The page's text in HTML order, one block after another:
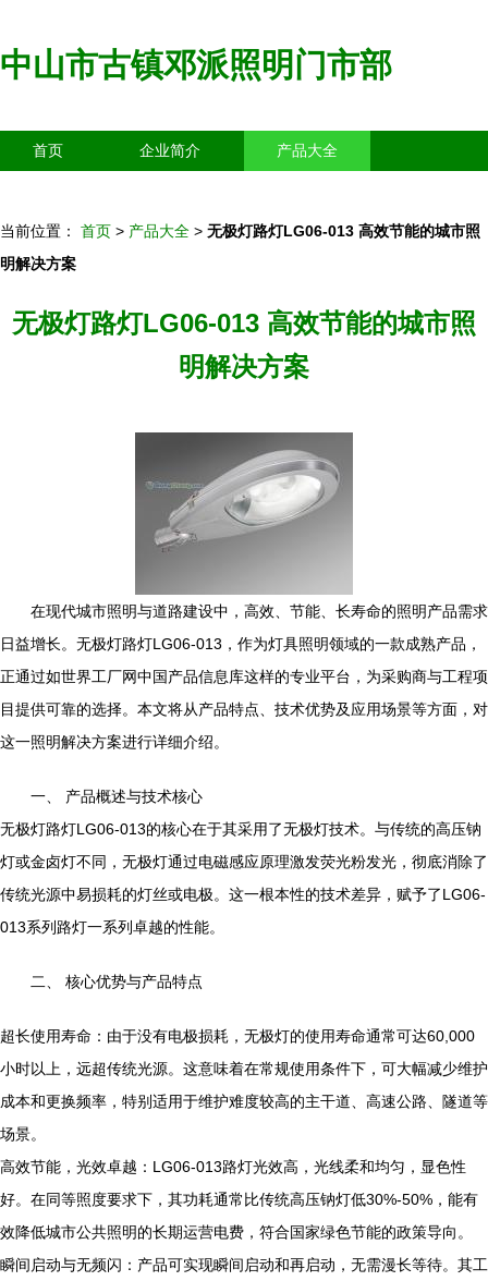
中山市古镇邓派照明门市部
首页 企业简介 产品大全
当前位置： 首页 > 产品大全 > 无极灯路灯LG06-013 高效节能的城市照
明解决方案
无极灯路灯LG06-013 高效节能的城市照
明解决方案
在现代城市照明与道路建设中，高效、节能、长寿命的照明产品需求
日益增长。无极灯路灯LG06-013，作为灯具照明领域的一款成熟产品，
正通过如世界工厂网中国产品信息库这样的专业平台，为采购商与工程项
目提供可靠的选择。本文将从产品特点、技术优势及应用场景等方面，对
这一照明解决方案进行详细介绍。
一、 产品概述与技术核心
无极灯路灯LG06-013的核心在于其采用了无极灯技术。与传统的高压钠
灯或金卤灯不同，无极灯通过电磁感应原理激发荧光粉发光，彻底消除了
传统光源中易损耗的灯丝或电极。这一根本性的技术差异，赋予了LG06-
013系列路灯一系列卓越的性能。
二、 核心优势与产品特点
超长使用寿命：由于没有电极损耗，无极灯的使用寿命通常可达60,000
小时以上，远超传统光源。这意味着在常规使用条件下，可大幅减少维护
成本和更换频率，特别适用于维护难度较高的主干道、高速公路、隧道等
场景。
高效节能，光效卓越：LG06-013路灯光效高，光线柔和均匀，显色性
好。在同等照度要求下，其功耗通常比传统高压钠灯低30%-50%，能有
效降低城市公共照明的长期运营电费，符合国家绿色节能的政策导向。
瞬间启动与无频闪：产品可实现瞬间启动和再启动，无需漫长等待。其工